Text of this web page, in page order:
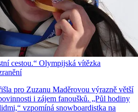
cestou.“ Olympijská vítězka
pro Zuzanu Maděrovou výrazně větší
i zájem fanoušků. „Půl hodiny
vzpomíná snowboardistka na